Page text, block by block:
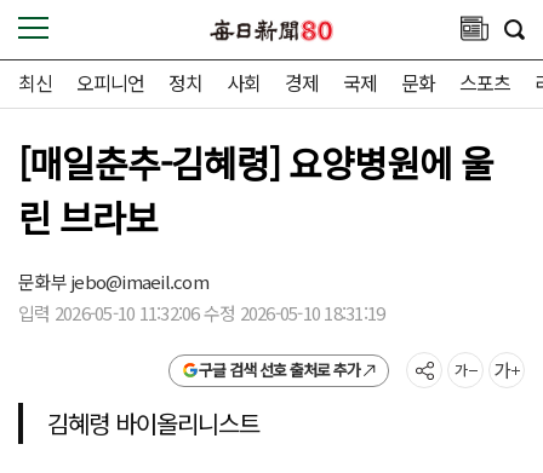
최신 오피니언 정치 사회 경제 국제 문화 스포츠
[매일춘추-김혜령] 요양병원에 울
린 브라보
문화부jebo@imaeil.com
입력 2026-05-10 11:32:06 수정 2026-05-10 18:31:19
구글 검색 선호 출처로 추가
김혜령 바이올리니스트